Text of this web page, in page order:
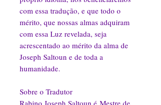
com essa tradução, e que todo o
mérito, que nossas almas adquiram
com essa Luz revelada, seja
acrescentado ao mérito da alma de
Joseph Saltoun e de toda a
humanidade.
Sobre o Tradutor
Rabino Joseph Saltoun é Mestre de